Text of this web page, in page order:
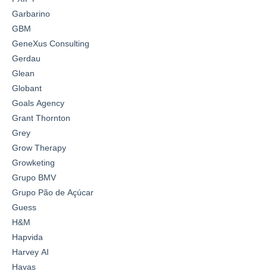
Garbarino
GBM
GeneXus Consulting
Gerdau
Glean
Globant
Goals Agency
Grant Thornton
Grey
Grow Therapy
Growketing
Grupo BMV
Grupo Pão de Açúcar
Guess
H&M
Hapvida
Harvey AI
Havas